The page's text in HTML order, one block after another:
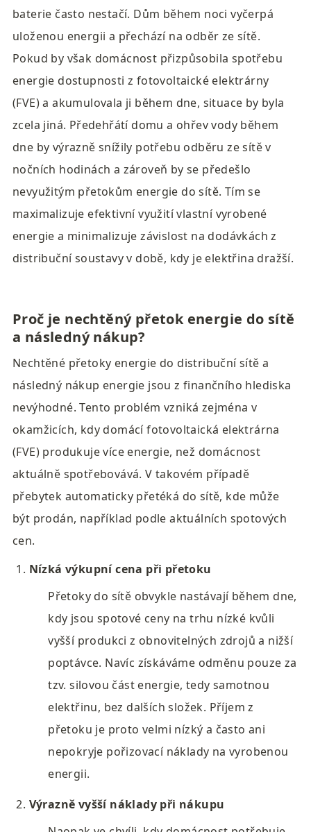
baterie často nestačí. Dům během noci vyčerpá
uloženou energii a přechází na odběr ze sítě.
Pokud by však domácnost přizpůsobila spotřebu
energie dostupnosti z fotovoltaické elektrárny
(FVE) a akumulovala ji během dne, situace by byla
zcela jiná. Předehřátí domu a ohřev vody během
dne by výrazně snížily potřebu odběru ze sítě v
nočních hodinách a zároveň by se předešlo
nevyužitým přetokům energie do sítě. Tím se
maximalizuje efektivní využití vlastní vyrobené
energie a minimalizuje závislost na dodávkách z
distribuční soustavy v době, kdy je elektřina dražší.
Proč je nechtěný přetok energie do sítě
a následný nákup?
Nechtěné přetoky energie do distribuční sítě a
následný nákup energie jsou z finančního hlediska
nevýhodné. Tento problém vzniká zejména v
okamžicích, kdy domácí fotovoltaická elektrárna
(FVE) produkuje více energie, než domácnost
aktuálně spotřebovává. V takovém případě
přebytek automaticky přetéká do sítě, kde může
být prodán, například podle aktuálních spotových
cen.
Nízká výkupní cena při přetoku
Přetoky do sítě obvykle nastávají během dne,
kdy jsou spotové ceny na trhu nízké kvůli
vyšší produkci z obnovitelných zdrojů a nižší
poptávce. Navíc získáváme odměnu pouze za
tzv. silovou část energie, tedy samotnou
elektřinu, bez dalších složek. Příjem z
přetoku je proto velmi nízký a často ani
nepokryje pořizovací náklady na vyrobenou
energii.
Výrazně vyšší náklady při nákupu